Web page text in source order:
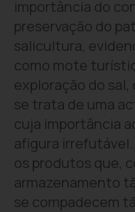
importância do
preservação do
salicultura,
como mote
exploração do
se trata de uma
cuja importância
afigura irrefutável.
os produtos que,
armazenamento
se compadecem